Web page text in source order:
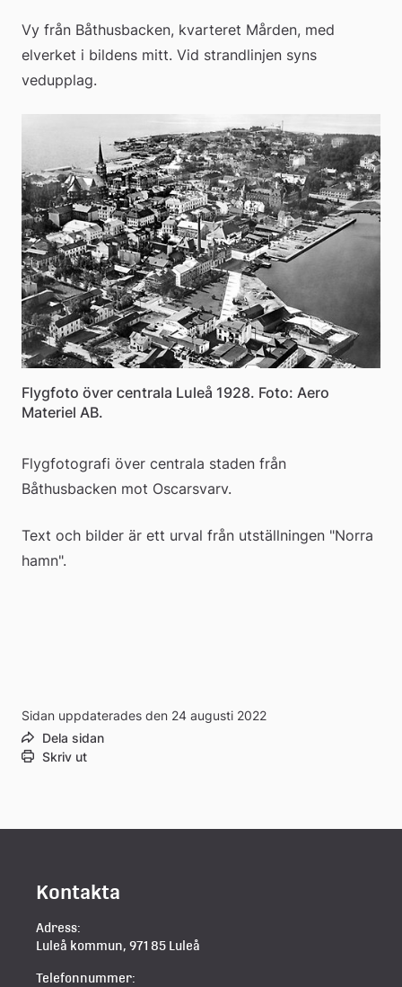
Vy från Båthusbacken, kvarteret Mården, med
elverket i bildens mitt. Vid strandlinjen syns
vedupplag.
Flygfoto över centrala Luleå 1928. Foto: Aero
Materiel AB.
Flygfotografi över centrala staden från
Båthusbacken mot Oscarsvarv.
Text och bilder är ett urval från utställningen "Norra
hamn".
Sidan uppdaterades den 24 augusti 2022
Dela sidan
Skriv ut
Kontakta
Adress:
Luleå kommun, 971 85 Luleå
Telefonnummer: